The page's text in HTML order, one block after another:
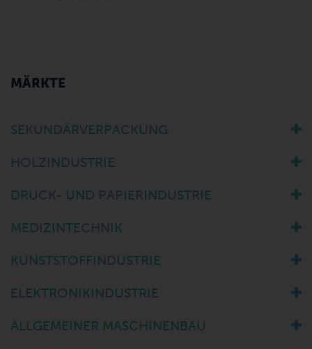
MÄRKTE
SEKUNDÄRVERPACKUNG
HOLZINDUSTRIE
DRUCK- UND PAPIERINDUSTRIE
MEDIZINTECHNIK
KUNSTSTOFFINDUSTRIE
ELEKTRONIKINDUSTRIE
ALLGEMEINER MASCHINENBAU